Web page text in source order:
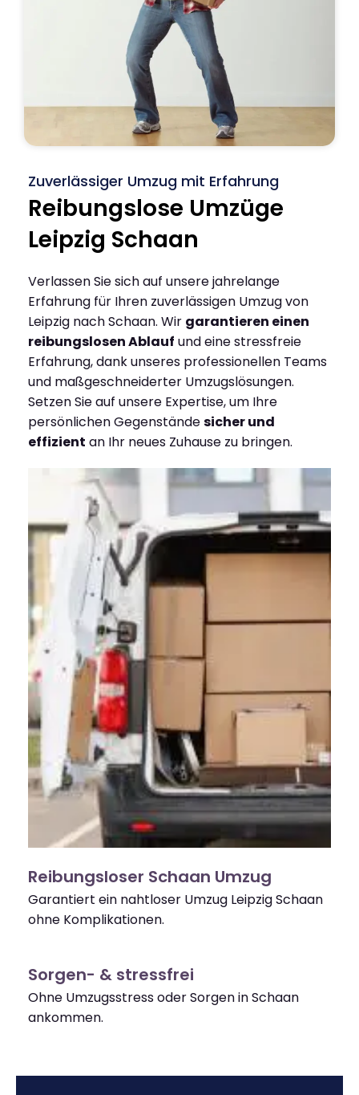
Zuverlässiger Umzug mit Erfahrung
Reibungslose Umzüge
Leipzig Schaan
Verlassen Sie sich auf unsere jahrelange
Erfahrung für Ihren zuverlässigen Umzug von
Leipzig nach Schaan. Wir garantieren einen
reibungslosen Ablauf und eine stressfreie
Erfahrung, dank unseres professionellen Teams
und maßgeschneiderter Umzugslösungen.
Setzen Sie auf unsere Expertise, um Ihre
persönlichen Gegenständesicher und
effizient an Ihr neues Zuhause zu bringen.
Reibungsloser Schaan Umzug
Garantiert ein nahtloser Umzug Leipzig Schaan
ohne Komplikationen.
Sorgen- & stressfrei
Ohne Umzugsstress oder Sorgen in Schaan
ankommen.